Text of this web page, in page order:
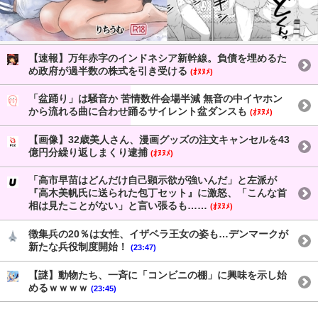
【速報】万年赤字のインドネシア新幹線。負債を埋めるた
め政府が過半数の株式を引き受ける (ｵﾇﾇﾒ)
「盆踊り」は騒音か 苦情数件会場半減 無音の中イヤホン
から流れる曲に合わせ踊るサイレント盆ダンスも (ｵﾇﾇﾒ)
【画像】32歳美人さん、漫画グッズの注文キャンセルを43
億円分繰り返しまくり逮捕 (ｵﾇﾇﾒ)
「高市早苗はどんだけ自己顕示欲が強いんだ」と左派が
『高木美帆氏に送られた包丁セット』に激怒、「こんな首
相は見たことがない」と言い張るも…… (ｵﾇﾇﾒ)
徴集兵の20％は女性、イザベラ王女の姿も…デンマークが
新たな兵役制度開始！
(23:47)
【謎】動物たち、一斉に「コンビニの棚」に興味を示し始
めるｗｗｗｗ (23:45)